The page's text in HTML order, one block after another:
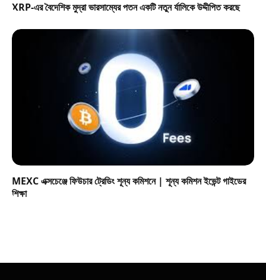
XRP-এর বৈদেশিক মুদ্রা ভারসাম্যের পতন একটি নতুন র্যালিকে উদ্দীপিত করছে
MEXC এক্সচেঞ্জে ফিউচার ট্রেডিং শূন্য কমিশনে | শূন্য কমিশন ইভেন্ট গাইডের
শিক্ষা